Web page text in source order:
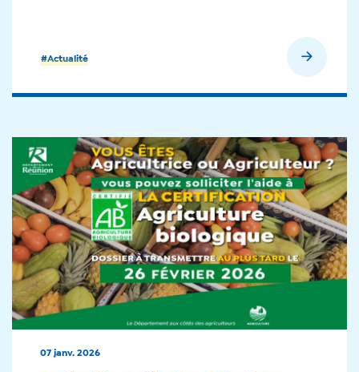
#Actualité
07 janv. 2026